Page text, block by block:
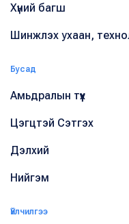
Хүний багш
Шинжлэх ухаан,
Бусад
Амьдралын түүх
Цэгцтэй Сэтгэх
Дэлхий
Нийгэм
Үйлчилгээ